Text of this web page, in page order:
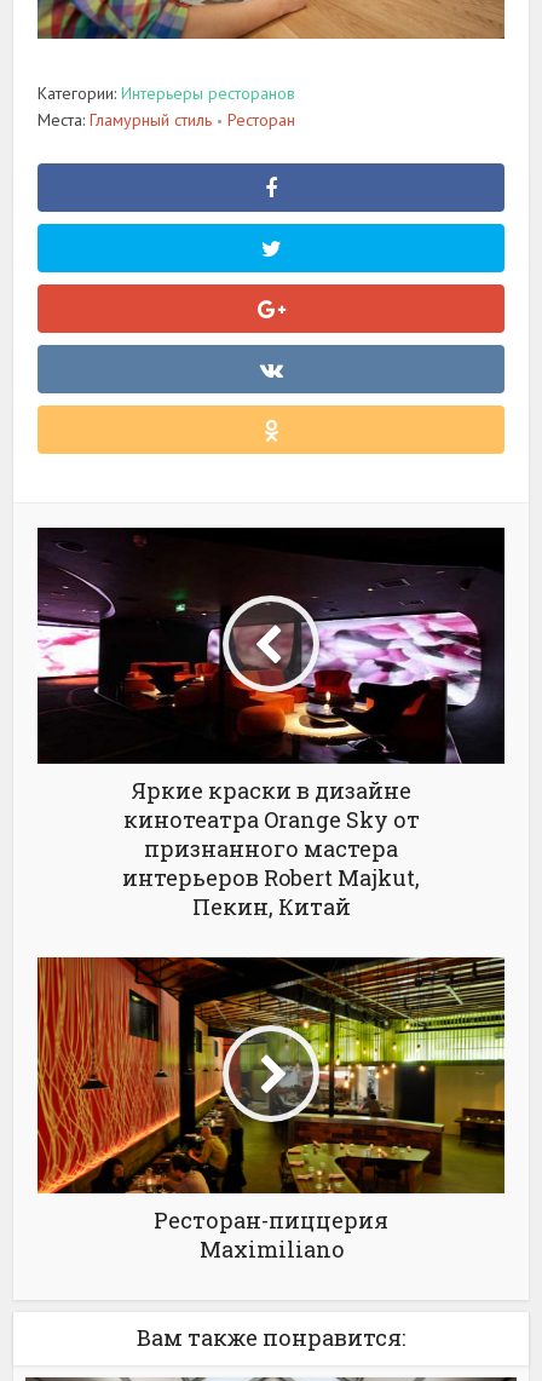
Категории:Интерьеры ресторанов
Места:Гламурный стиль • Ресторан
Яркие краски в дизайне
кинотеатра Orange Sky от
признанного мастера
интерьеров Robert Majkut,
Пекин, Китай
Ресторан-пиццерия
Maximiliano
Вам также понравится: